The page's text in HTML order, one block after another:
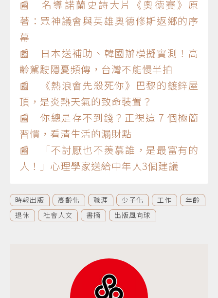
📰 名導諾蘭史詩大片《奧德賽》原
著：眾神議會與英雄奧德修斯返鄉的序
幕
📰 日本送補助、韓國辦模擬實測！高
齡駕駛隱憂頻傳，台灣不能慢半拍
📰 《熱浪會先殺死你》巴黎的鍍鋅屋
頂，是炎熱天氣的致命裝置？
📰 你總是存不到錢？正視這 7 個極簡
習慣，看清生活的漏財點
📰 「不討厭也不羨慕誰，是最富有的
人！」心理學家送給中年人3個建議
時報出版 高齡化 職涯 少子化 工作
年齡
退休
社會人文 書摘 出版風向球